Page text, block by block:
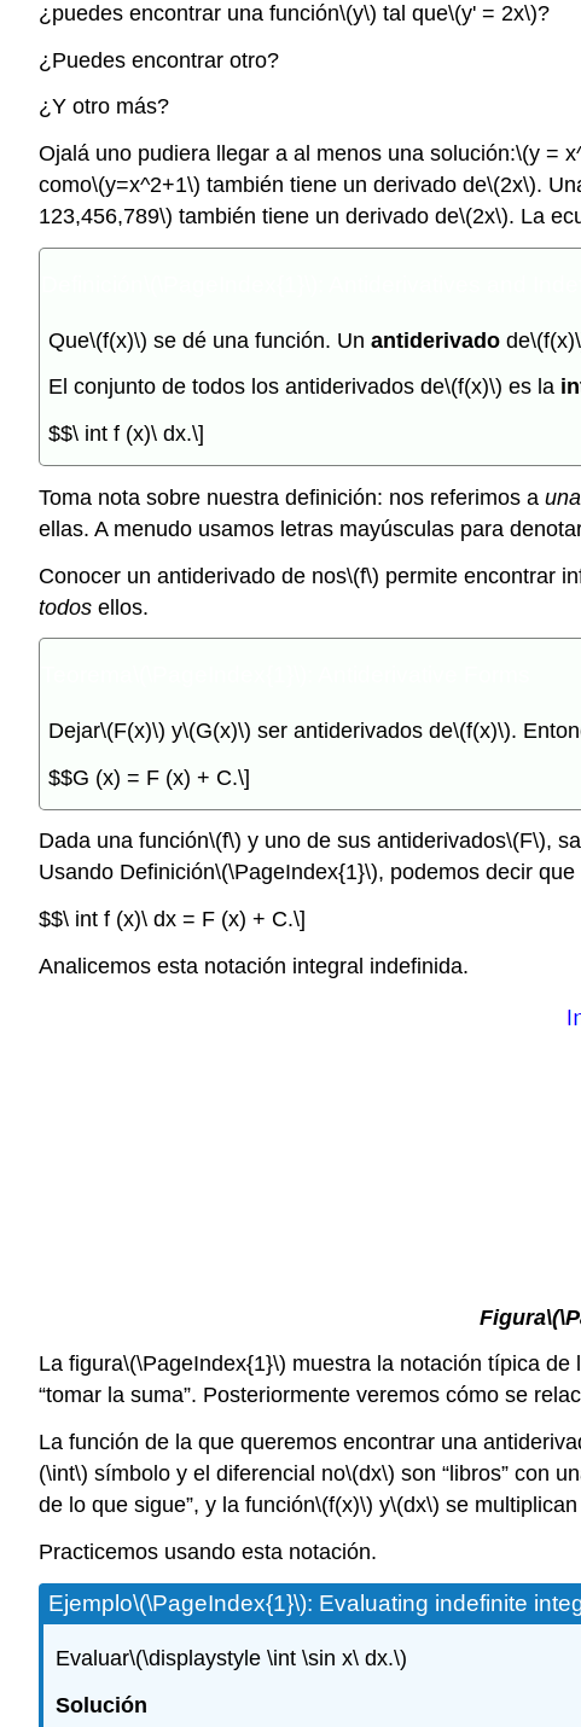
¿puedes encontrar una función\(y\) tal que\(y' = 2x\)?
¿Puedes encontrar otro?
¿Y otro más?
Ojalá uno pudiera llegar a al menos una solución:\(y =
como\(y=x^2+1\) también tiene un derivado de\(2x\).
123,456,789\) también tiene un derivado de\(2x\). La
Que\(f(x)\) se dé una función. Un antiderivado de
El conjunto de todos los antiderivados de\(f(x)\) es la
$$\ int f (x)\ dx.\]
Toma nota sobre nuestra definición: nos referimos a una
ellas. A menudo usamos letras mayúsculas para
Conocer un antiderivado de nos\(f\) permite encontrar
todos ellos.
Dejar\(F(x)\) y\(G(x)\) ser antiderivados de\(f(x)\).
$$G (x) = F (x) + C.\]
Dada una función\(f\) y uno de sus antiderivados\(F\),
Usando Definición\(\PageIndex{1}\), podemos decir que
$$\ int f (x)\ dx = F (x) + C.\]
Analicemos esta notación integral indefinida.
Figura
La figura\(\PageIndex{1}\) muestra la notación típica de
“tomar la suma”. Posteriormente veremos cómo se
La función de la que queremos encontrar una
(\int\) símbolo y el diferencial no\(dx\) son “libros” con
de lo que sigue”, y la función\(f(x)\) y\(dx\) se
Practicemos usando esta notación.
Ejemplo\(\PageIndex{1}\): Evaluating indefinite
Evaluar\(\displaystyle \int \sin x\ dx.\)
Solución